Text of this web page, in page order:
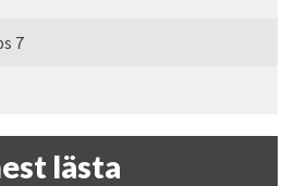
7
lästa